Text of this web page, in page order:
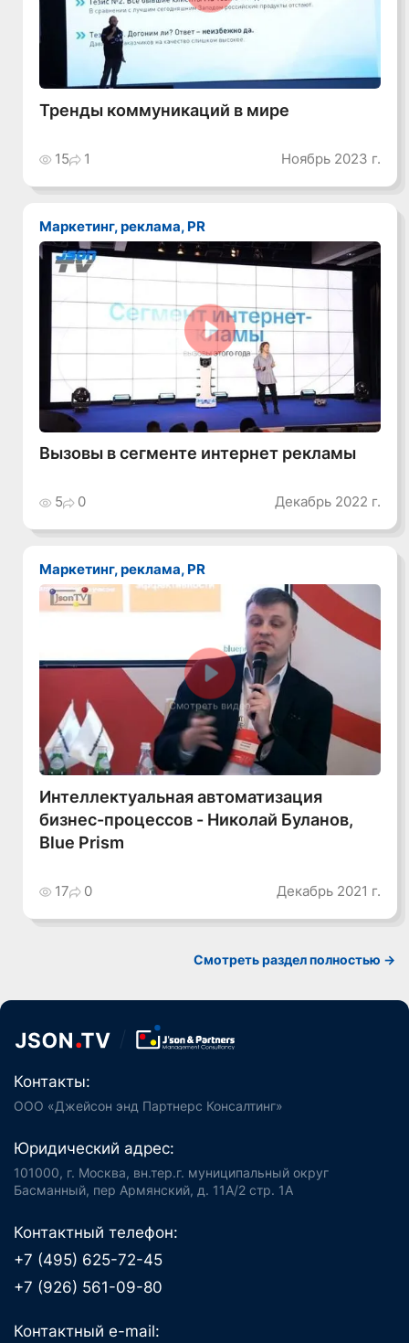
Тренды коммуникаций в мире
15 1 Ноябрь 2023 г.
Маркетинг, реклама, PR
Смотреть видео
Вызовы в сегменте интернет рекламы
5 0 Декабрь 2022 г.
Маркетинг, реклама, PR
Смотреть видео
Интеллектуальная автоматизация
бизнес-процессов - Николай Буланов,
Blue Prism
17 0 Декабрь 2021 г.
Смотреть раздел полностью ->
Контакты:
ООО «Джейсон энд Партнерс Консалтинг»
Юридический адрес:
101000, г. Москва, вн.тер.г. муниципальный округ
Басманный, пер Армянский, д. 11А/2 стр. 1А
Контактный телефон:
+7 (495) 625-72-45
+7 (926) 561-09-80
Контактный e-mail: